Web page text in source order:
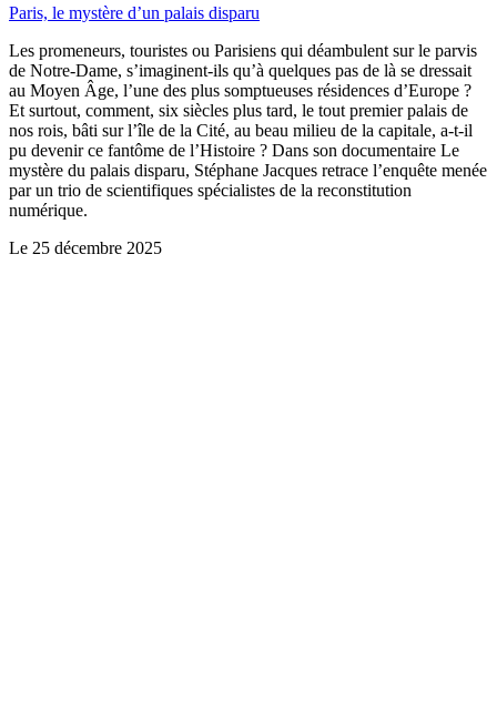
Paris, le mystère d’un palais disparu
Les promeneurs, touristes ou Parisiens qui déambulent sur le parvis
de Notre-Dame, s’imaginent-ils qu’à quelques pas de là se dressait
au Moyen Âge, l’une des plus somptueuses résidences d’Europe ?
Et surtout, comment, six siècles plus tard, le tout premier palais de
nos rois, bâti sur l’île de la Cité, au beau milieu de la capitale, a-t-il
pu devenir ce fantôme de l’Histoire ? Dans son documentaire Le
mystère du palais disparu, Stéphane Jacques retrace l’enquête menée
par un trio de scientifiques spécialistes de la reconstitution
numérique.
Le 25 décembre 2025